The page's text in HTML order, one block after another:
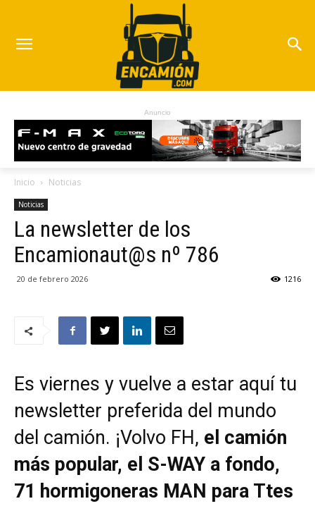
Anuncio
Inicio Noticias
Noticias
La newsletter de los
Encamionaut@s nº 786
20 de febrero 2026 1216
Es viernes y vuelve a estar aquí tu
newsletter preferida del mundo
del camión. ¡Volvo FH, el camión
más popular, el S-WAY a fondo,
71 hormigoneras MAN para Ttes